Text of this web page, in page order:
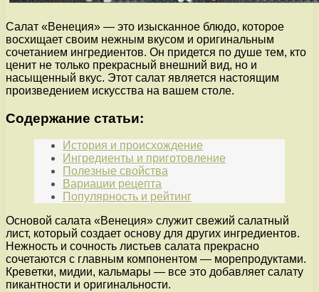
Салат «Венеция» — это изысканное блюдо, которое
восхищает своим нежным вкусом и оригинальным
сочетанием ингредиентов. Он придется по душе тем, кто
ценит не только прекрасный внешний вид, но и
насыщенный вкус. Этот салат является настоящим
произведением искусства на вашем столе.
Содержание статьи:
История и происхождение
Ингредиенты и приготовление
Полезные свойства
Вариации рецепта
Популярность и рейтинг
Основой салата «Венеция» служит свежий салатный
лист, который создает основу для других ингредиентов.
Нежность и сочность листьев салата прекрасно
сочетаются с главным компонентом — морепродуктами.
Креветки, мидии, кальмары — все это добавляет салату
пикантности и оригинальности.